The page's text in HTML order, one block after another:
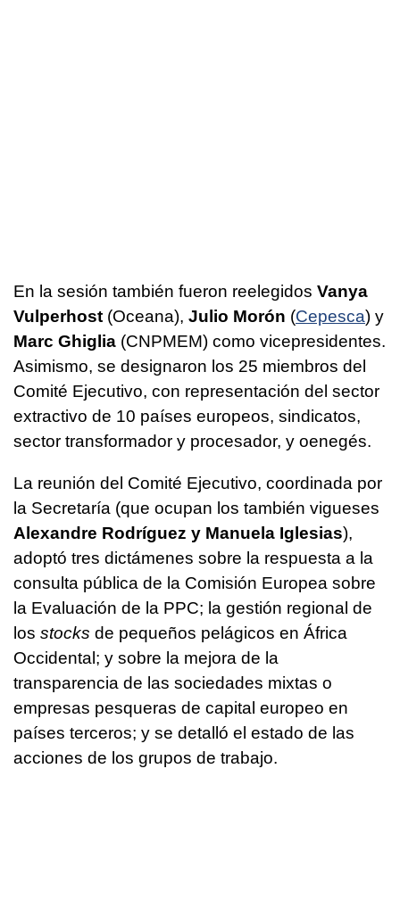
En la sesión también fueron reelegidos Vanya
Vulperhost (Oceana), Julio Morón (Cepesca) y
Marc Ghiglia (CNPMEM) como vicepresidentes.
Asimismo, se designaron los 25 miembros del
Comité Ejecutivo, con representación del sector
extractivo de 10 países europeos, sindicatos,
sector transformador y procesador, y oenegés.
La reunión del Comité Ejecutivo, coordinada por
la Secretaría (que ocupan los también vigueses
Alexandre Rodríguez y Manuela Iglesias),
adoptó tres dictámenes sobre la respuesta a la
consulta pública de la Comisión Europea sobre
la Evaluación de la PPC; la gestión regional de
los stocks de pequeños pelágicos en África
Occidental; y sobre la mejora de la
transparencia de las sociedades mixtas o
empresas pesqueras de capital europeo en
países terceros; y se detalló el estado de las
acciones de los grupos de trabajo.